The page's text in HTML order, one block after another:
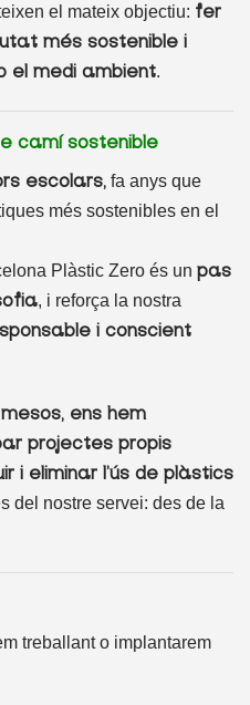
el mateix objectiu: fer
més sostenible i
el medi ambient.
camí sostenible
escolars, fa anys que
més sostenibles en el
Plàstic Zero és un pas
, i reforça la nostra
i conscient
ens hem
projectes propis
i eliminar l’ús de plàstics
del nostre servei: des de la
treballant o implantarem